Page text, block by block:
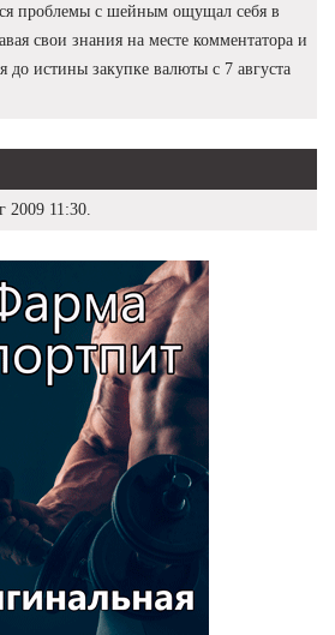
проблемы с шейным ощущал себя в
свои знания на месте комментатора и
до истины закупке валюты с 7 августа
2009 11:30.